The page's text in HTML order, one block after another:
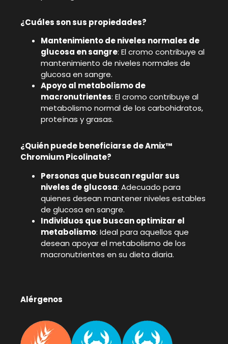
¿Cuáles son sus propiedades?
Mantenimiento de niveles normales de
glucosa en sangre: El cromo contribuye al
mantenimiento de niveles normales de
glucosa en sangre.
Apoyo al metabolismo de
macronutrientes: El cromo contribuye al
metabolismo normal de los carbohidratos,
proteínas y grasas.
¿Quién puede beneficiarse de Amix™
Chromium Picolinate?
Personas que buscan regular sus
niveles de glucosa: Adecuado para
quienes desean mantener niveles estables
de glucosa en sangre.
Individuos que buscan optimizar el
metabolismo: Ideal para aquellos que
desean apoyar el metabolismo de los
macronutrientes en su dieta diaria.
Alérgenos